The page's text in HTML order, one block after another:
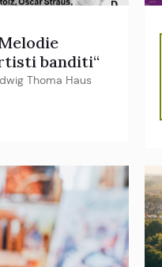
banditi“
Thoma Haus